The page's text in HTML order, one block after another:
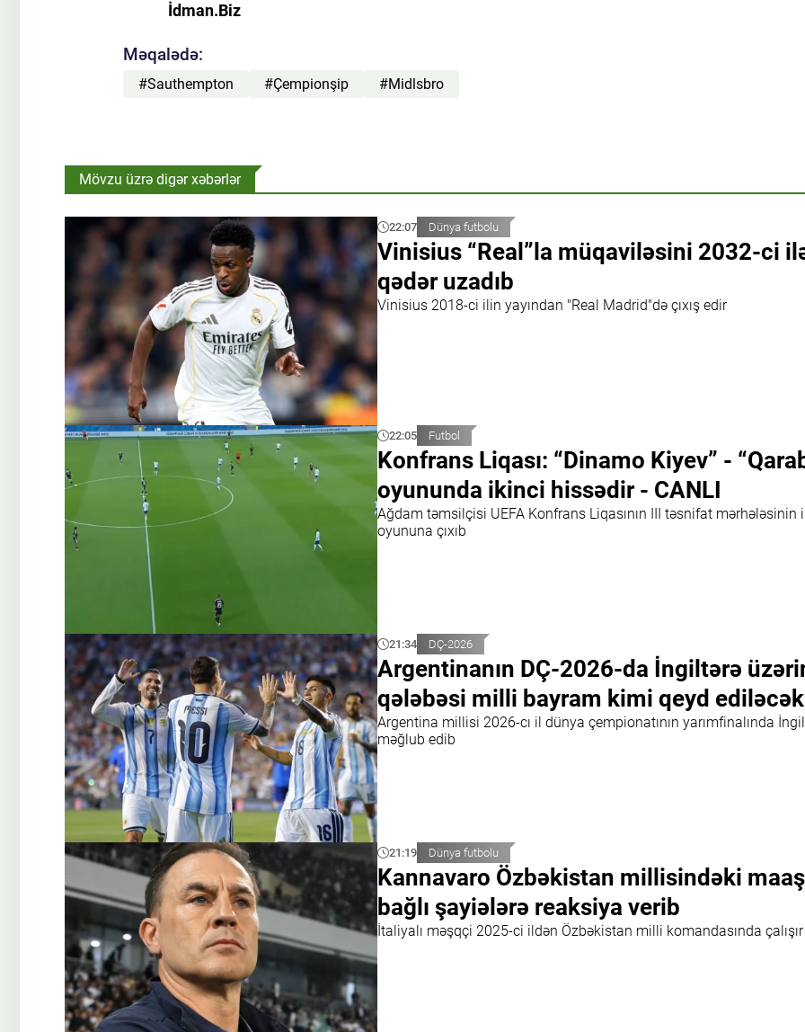
İdman.Biz
Məqalədə:
#Sauthempton #Çempionşip #Midlsbro
Mövzu üzrə digər xəbərlər
22:07 Dünya futbolu
Vinisius “Real”la müqaviləsini 2032-ci
qədər uzadıb
Vinisius 2018-ci ilin yayından "Real Madrid"də çıxış edir
22:05 Futbol
Konfrans Liqası: “Dinamo Kiyev” -
oyununda ikinci hissədir - CANLI
Ağdam təmsilçisi UEFA Konfrans Liqasının III təsnifat mərhələsinin
oyununa çıxıb
21:34 DÇ-2026
Argentinanın DÇ-2026-da İngiltərə
qələbəsi milli bayram kimi qeyd ediləcək
Argentina millisi 2026-cı il dünya çempionatının yarımfinalında
məğlub edib
21:19 Dünya futbolu
Kannavaro Özbəkistan millisindəki
bağlı şayiələrə reaksiya verib
İtaliyalı məşqçi 2025-ci ildən Özbəkistan milli komandasında çalışır